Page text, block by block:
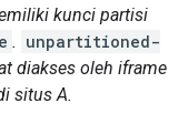
kunci partisi
. unpartitioned-
diakses oleh iframe
situs A.